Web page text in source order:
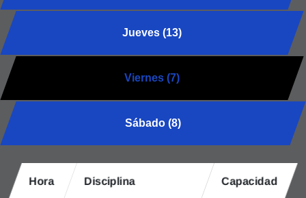
Jueves (13)
Viernes (7)
Sábado (8)
Hora Disciplina Capacidad